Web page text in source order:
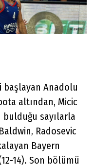
başlayan Anadolu
altından, Micic
bulduğu sayılarla
Radosevic
Bayern
14). Son bölümü